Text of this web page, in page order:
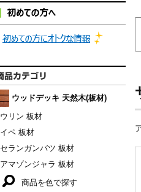
ウッドデッキ 天然木(板材)
ウリン 板材
イペ 板材
セランガンバツ 板材
アマゾンジャラ 板材
商品を色で探す